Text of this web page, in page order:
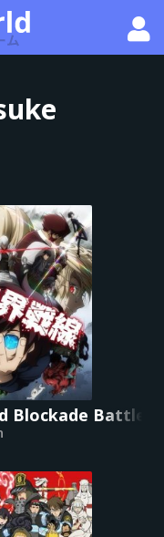
Blockade